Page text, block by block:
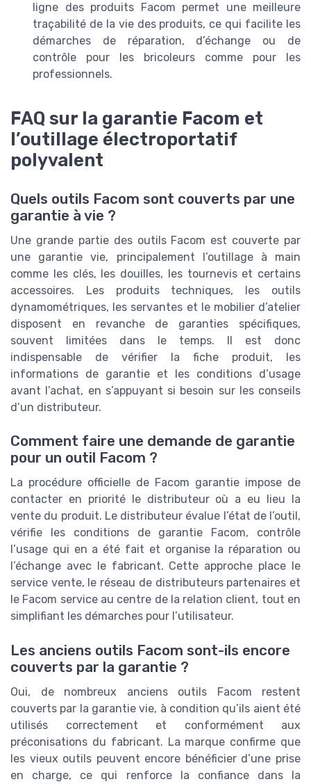
ligne des produits Facom permet une meilleure
traçabilité de la vie des produits, ce qui facilite les
démarches de réparation, d’échange ou de
contrôle pour les bricoleurs comme pour les
professionnels.
FAQ sur la garantie Facom et
l’outillage électroportatif
polyvalent
Quels outils Facom sont couverts par une
garantie à vie ?
Une grande partie des outils Facom est couverte par
une garantie vie, principalement l’outillage à main
comme les clés, les douilles, les tournevis et certains
accessoires. Les produits techniques, les outils
dynamométriques, les servantes et le mobilier d’atelier
disposent en revanche de garanties spécifiques,
souvent limitées dans le temps. Il est donc
indispensable de vérifier la fiche produit, les
informations de garantie et les conditions d’usage
avant l’achat, en s’appuyant si besoin sur les conseils
d’un distributeur.
Comment faire une demande de garantie
pour un outil Facom ?
La procédure officielle de Facom garantie impose de
contacter en priorité le distributeur où a eu lieu la
vente du produit. Le distributeur évalue l’état de l’outil,
vérifie les conditions de garantie Facom, contrôle
l’usage qui en a été fait et organise la réparation ou
l’échange avec le fabricant. Cette approche place le
service vente, le réseau de distributeurs partenaires et
le Facom service au centre de la relation client, tout en
simplifiant les démarches pour l’utilisateur.
Les anciens outils Facom sont-ils encore
couverts par la garantie ?
Oui, de nombreux anciens outils Facom restent
couverts par la garantie vie, à condition qu’ils aient été
utilisés correctement et conformément aux
préconisations du fabricant. La marque confirme que
les vieux outils peuvent encore bénéficier d’une prise
en charge, ce qui renforce la confiance dans la